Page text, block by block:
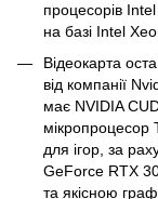
процесорів
на базі Intel
Відеокарта
від компанії
має NVIDIA
мікропроцесор
для ігор, за
GeForce RTX
та якісною